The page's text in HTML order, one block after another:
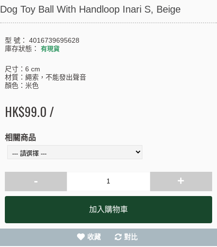
Dog Toy Ball With Handloop Inari S, Beige
型 號： 4016739695628
庫存狀態： 有現貨
尺寸：6 cm
材質：繩索，不能發出聲音
顏色：米色
HK$99.0 /
相關商品
- +
加入購物車
收藏 對比